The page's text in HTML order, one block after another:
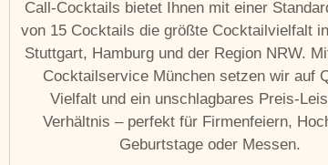
Call-Cocktails bietet Ihnen mit einer
von 15 Cocktails die größte Cocktailvielfalt
Stuttgart, Hamburg und der Region NRW.
Cocktailservice München setzen wir auf
Vielfalt und ein unschlagbares Preis-
Verhältnis – perfekt für Firmenfeiern,
Geburtstage oder Messen.